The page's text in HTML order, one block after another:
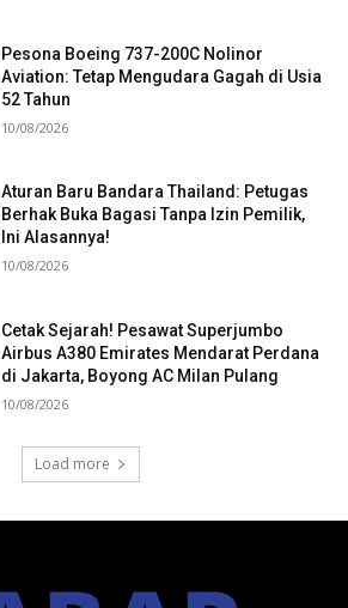
Pesona Boeing 737-200C Nolinor
Aviation: Tetap Mengudara Gagah di Usia
52 Tahun
10/08/2026
Aturan Baru Bandara Thailand: Petugas
Berhak Buka Bagasi Tanpa Izin Pemilik,
Ini Alasannya!
10/08/2026
Cetak Sejarah! Pesawat Superjumbo
Airbus A380 Emirates Mendarat Perdana
di Jakarta, Boyong AC Milan Pulang
10/08/2026
Load more